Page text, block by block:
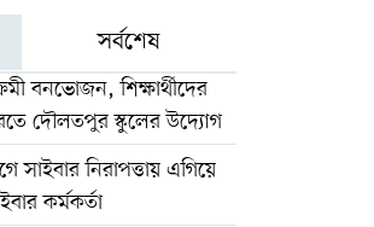
সর্বশেষ
বনভোজন, শিক্ষার্থীদের
দৌলতপুর স্কুলের উদ্যোগ
সাইবার নিরাপত্তায় এগিয়ে
কর্মকর্তা